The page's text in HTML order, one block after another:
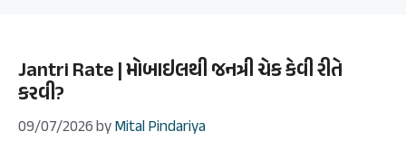
Jantri Rate | મોબાઇલથી જનત્રી ચેક કેવી રીતે
કરવી?
09/07/2026byMital Pindariya